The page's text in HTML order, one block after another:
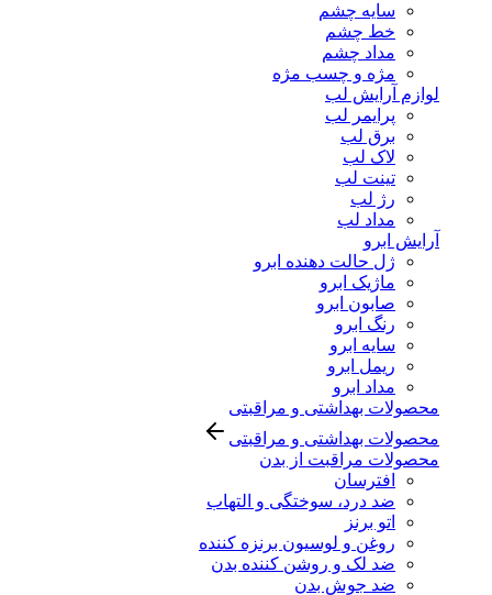
سایه چشم
خط چشم
مداد چشم
مژه و چسب مژه
لوازم آرایش لب
پرایمر لب
برق لب
لاک لب
تینت لب
رژ لب
مداد لب
آرایش ابرو
ژل حالت دهنده ابرو
ماژیک ابرو
صابون ابرو
رنگ ابرو
سایه ابرو
ریمل ابرو
مداد ابرو
محصولات بهداشتی و مراقبتی
محصولات بهداشتی و مراقبتی
محصولات مراقبت از بدن
افترسان
ضد درد، سوختگی و التهاب
اتو برنز
روغن و لوسیون برنزه کننده
ضد لک و روشن کننده بدن
ضد جوش بدن